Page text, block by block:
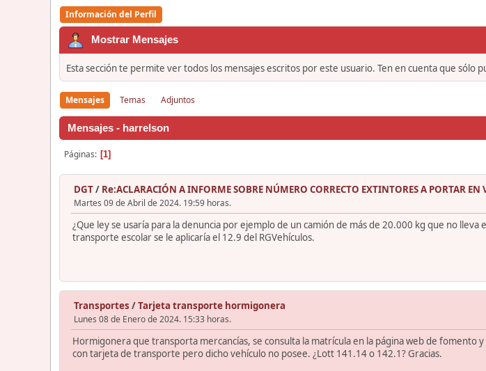
Información del Perfil
Mostrar Mensajes
Esta sección te permite ver todos los mensajes escritos por este usuario. Ten en cuenta que sólo
Mensajes Temas Adjuntos
Mensajes - harrelson
Páginas 1
DGT/ Re:ACLARACIÓN A INFORME SOBRE NÚMERO CORRECTO EXTINTORES A PORTAR EN
Martes 09 de Abril de 2024. 19:59 horas.
¿Que ley se usaría para la denuncia por ejemplo de un camión de más de 20.000 kg que no
transporte escolar se le aplicaría el 12.9 del RGVehículos.
Transportes /Tarjeta transporte hormigonera
Lunes 08 de Enero de 2024. 15:33 horas.
Hormigonera que transporta mercancías, se consulta la matrícula en la página web de fomento
con tarjeta de transporte pero dicho vehículo no posee. ¿Lott 141.14 o 142.1? Gracias.